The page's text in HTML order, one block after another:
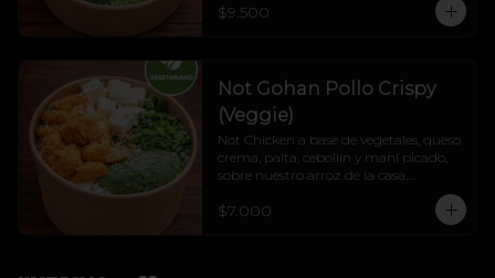
$9.500
Not Gohan Pollo Crispy
(Veggie)
Not Chicken a base de vegetales, queso
crema, palta, cebollín y maní picado,
sobre nuestro arroz de la casa.
sabor.
$7.000